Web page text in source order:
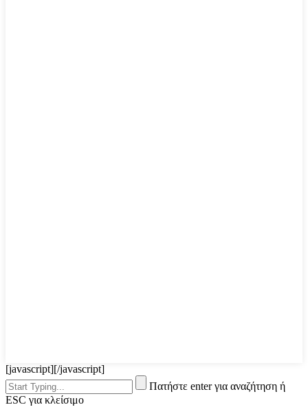
[javascript][/javascript]
Πατήστε enter για αναζήτηση ή
ESC για κλείσιμο